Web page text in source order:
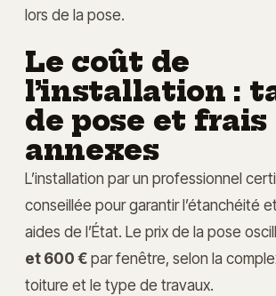
lors de la pose.
Le coût de
l’installation :
de pose et frais
annexes
L’installation par un professionnel
conseillée pour garantir l’étanchéité
aides de l’État. Le prix de la pose
et 600 €par fenêtre, selon la
toiture et le type de travaux.